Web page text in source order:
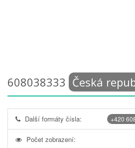
608038333 Česká
+420
Další formáty čísla:
Počet zobrazení: